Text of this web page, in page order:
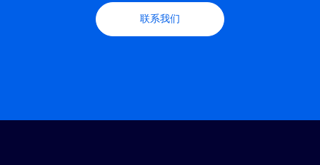
联系我们